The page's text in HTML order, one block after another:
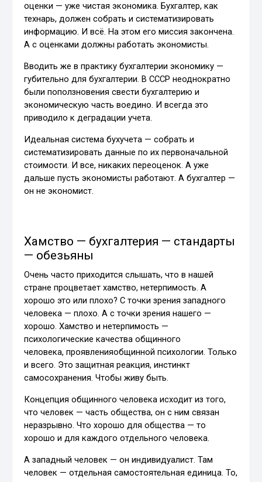
оценки — уже чистая экономика. Бухгалтер, как
технарь, должен собрать и систематизировать
информацию. И всё. На этом его миссия закончена.
А с оценками должны работать экономисты.
Вводить же в практику бухгалтерии экономику —
губительно для бухгалтерии. В СССР неоднократно
были поползновения свести бухгалтерию и
экономическую часть воедино. И всегда это
приводило к деградации учета.
Идеальная система бухучета — собрать и
систематизировать данные по их первоначальной
стоимости. И все, никаких переоценок. А уже
дальше пусть экономисты работают. А бухгалтер —
он не экономист.
Хамство — бухгалтерия — стандарты
— обезьяны
Очень часто приходится слышать, что в нашей
стране процветает хамство, нетерпимость. А
хорошо это или плохо? С точки зрения западного
человека — плохо. А с точки зрения нашего —
хорошо. Хамство и нетерпимость —
психологические качества общинного
человека, проявленияобщинной психологии. Только
и всего. Это защитная реакция, инстинкт
самосохранения. Чтобы живу быть.
Концепция общинного человека исходит из того,
что человек — часть общества, он с ним связан
неразрывно. Что хорошо для общества — то
хорошо и для каждого отдельного человека.
А западный человек — он индивидуалист. Там
человек — отдельная самостоятельная единица. То,